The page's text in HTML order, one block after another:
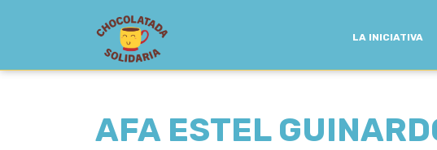
LA INICIATIVA
AFA ESTEL